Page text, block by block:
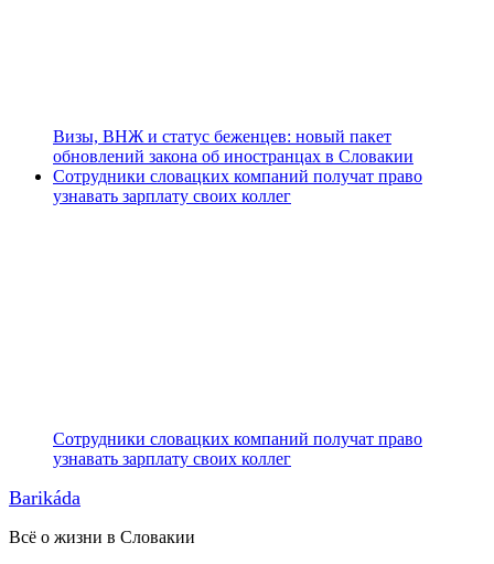
Визы, ВНЖ и статус беженцев: новый пакет
обновлений закона об иностранцах в Словакии
Сотрудники словацких компаний получат право
узнавать зарплату своих коллег
Сотрудники словацких компаний получат право
узнавать зарплату своих коллег
Barikáda
Всё о жизни в Словакии